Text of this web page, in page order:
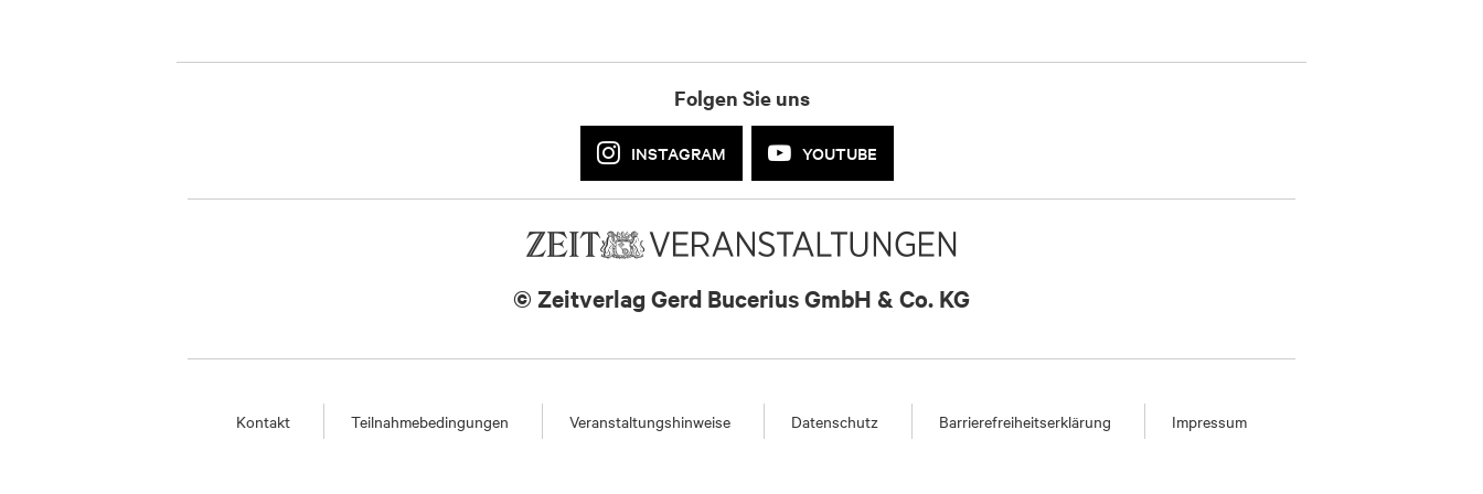
Folgen Sie uns
INSTAGRAM YOUTUBE
© Zeitverlag Gerd Bucerius GmbH & Co. KG
Kontakt Teilnahmebedingungen Veranstaltungshinweise Datenschutz Barrierefreiheitserklärung Impressum